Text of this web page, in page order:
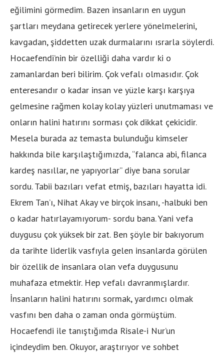
eğilimini görmedim. Bazen insanların en uygun
şartları meydana getirecek yerlere yönelmelerini,
kavgadan, şiddetten uzak durmalarını ısrarla söylerdi.
Hocaefendi’nin bir özelliği daha vardır ki o
zamanlardan beri bilirim. Çok vefalı olmasıdır. Çok
enteresandır o kadar insan ve yüzle karşı karşıya
gelmesine rağmen kolay kolay yüzleri unutmaması ve
onların halini hatırını sorması çok dikkat çekicidir.
Mesela burada az temasta bulunduğu kimseler
hakkında bile karşılaştığımızda, “falanca abi, filanca
kardeş nasıllar, ne yapıyorlar” diye bana sorular
sordu. Tabii bazıları vefat etmiş, bazıları hayatta idi.
Ekrem Tan’ı, Nihat Akay ve birçok insanı, -halbuki ben
o kadar hatırlayamıyorum- sordu bana. Yani vefa
duygusu çok yüksek bir zat. Ben şöyle bir bakıyorum
da tarihte liderlik vasfıyla gelen insanlarda görülen
bir özellik de insanlara olan vefa duygusunu
muhafaza etmektir. Hep vefalı davranmışlardır.
İnsanların halini hatırını sormak, yardımcı olmak
vasfını ben daha o zaman onda görmüştüm.
Hocaefendi ile tanıştığımda Risale-i Nur’un
içindeydim ben. Okuyor, araştırıyor ve sohbet